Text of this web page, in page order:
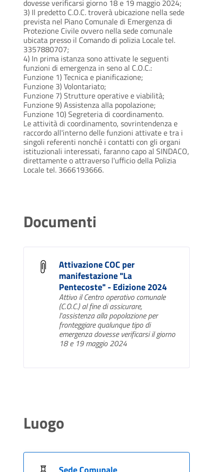
dovesse verificarsi giorno 18 e 19 maggio 2024;
3) Il predetto C.O.C. troverà ubicazione nella sede
prevista nel Piano Comunale di Emergenza di
Protezione Civile ovvero nella sede comunale
ubicata presso il Comando di polizia Locale tel.
3357880707;
4) In prima istanza sono attivate le seguenti
funzioni di emergenza in seno al C.O.C.:
Funzione 1) Tecnica e pianificazione;
Funzione 3) Volontariato;
Funzione 7) Strutture operative e viabilità;
Funzione 9) Assistenza alla popolazione;
Funzione 10) Segreteria di coordinamento.
Le attività di coordinamento, sovrintendenza e
raccordo all'interno delle funzioni attivate e tra i
singoli referenti nonché i contatti con gli organi
istituzionali interessati, faranno capo al SINDACO,
direttamente o attraverso l'ufficio della Polizia
Locale tel. 3666193666.
Documenti
Attivazione COC per
manifestazione "La
Pentecoste" - Edizione 2024
Attivo il Centro operativo comunale
(C.O.C.) al fine di assicurare,
l'assistenza alla popolazione per
fronteggiare qualunque tipo di
emergenza dovesse verificarsi il giorno
18 e 19 maggio 2024
Luogo